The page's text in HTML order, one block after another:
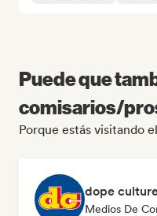
Puede que
comisarios/
Porque estás visitando
dope
Medios De